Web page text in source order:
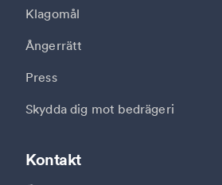
Kontakt
Klagomål
Ångerrätt
Press
Skydda dig mot bedrägeri